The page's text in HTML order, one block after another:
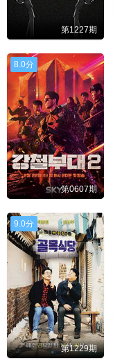
第1227期
8.0分
第0607期
9.0分
第1229期